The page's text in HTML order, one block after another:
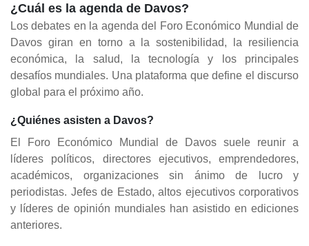
¿Cuál es la agenda de Davos?
Los debates en la agenda del Foro Económico Mundial de
Davos giran en torno a la sostenibilidad, la resiliencia
económica, la salud, la tecnología y los principales
desafíos mundiales. Una plataforma que define el discurso
global para el próximo año.
¿Quiénes asisten a Davos?
El Foro Económico Mundial de Davos suele reunir a
líderes políticos, directores ejecutivos, emprendedores,
académicos, organizaciones sin ánimo de lucro y
periodistas. Jefes de Estado, altos ejecutivos corporativos
y líderes de opinión mundiales han asistido en ediciones
anteriores.